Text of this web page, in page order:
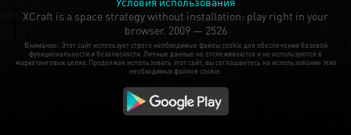
XCraft is a space strategy without installation: play right in your
browser. 2009 — 2526
Внимание: Этот сайт использует строго необходимые файлы cookie для обеспечения базовой
функциональности и безопасности. Личные данные не отслеживаются и не используются в
маркетинговых целях. Продолжая использовать этот сайт, вы соглашаетесь на использование этих
необходимых файлов cookie.